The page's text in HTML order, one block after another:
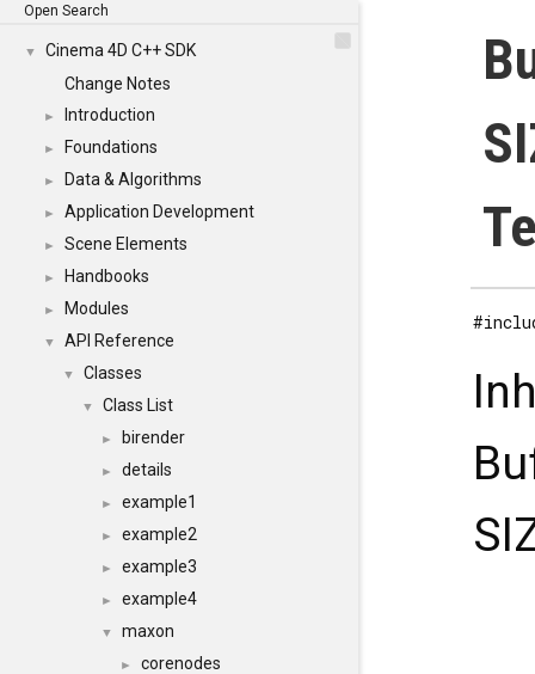
Open Search
▼
Cinema 4D C++ SDK
Change Notes
► Introduction
► Foundations
► Data & Algorithms
► Application Development
► Scene Elements
► Handbooks
► Modules
▼ API Reference
▼ Classes
▼ Class List
► birender
► details
► example1
► example2
► example3
► example4
▼ maxon
► corenodes